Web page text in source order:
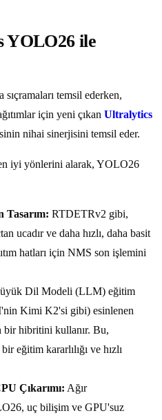
YOLO26 ile
temsil ederken,
için yeni çıkan Ultralytics
nihai sinerjisini temsil eder.
iyi yönlerini alarak, YOLO26
Tasarım: RTDETRv2 gibi,
ucadır ve daha hızlı, daha basit
hatları için NMS son işlemini
Dil Modeli (LLM) eğitim
Kimi K2'si gibi) esinlenen
hibritini kullanır. Bu,
eğitim kararlılığı ve hızlı
Çıkarımı: Ağır
uç bilişim ve GPU'suz